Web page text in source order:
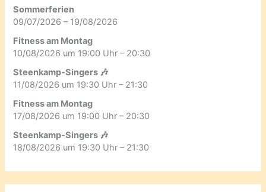
Sommerferien
09/07/2026 – 19/08/2026
Fitness am Montag
10/08/2026 um 19:00 Uhr – 20:30
Steenkamp-Singers 🎶
11/08/2026 um 19:30 Uhr – 21:30
Fitness am Montag
17/08/2026 um 19:00 Uhr – 20:30
Steenkamp-Singers 🎶
18/08/2026 um 19:30 Uhr – 21:30